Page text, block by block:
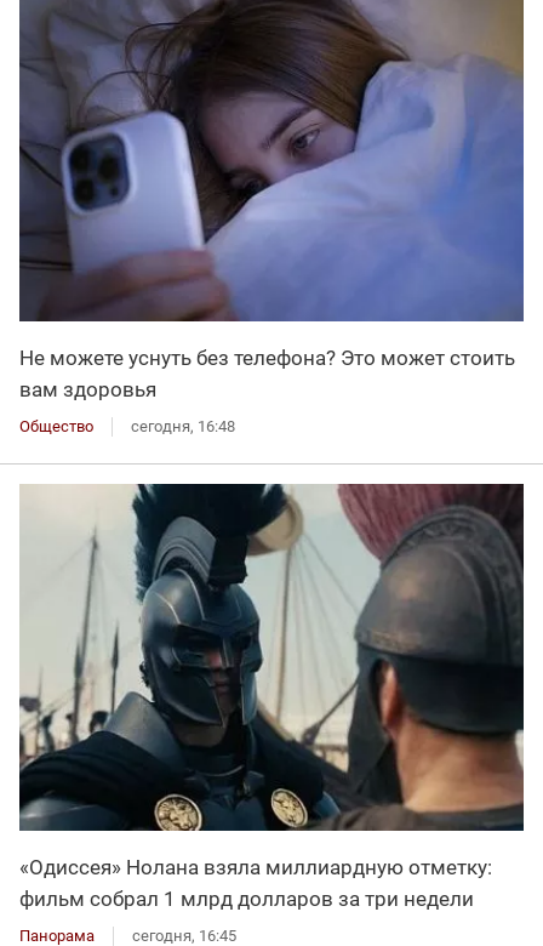
Не можете уснуть без телефона? Это может стоить
вам здоровья
Общество сегодня, 16:48
«Одиссея» Нолана взяла миллиардную отметку:
фильм собрал 1 млрд долларов за три недели
Панорама сегодня, 16:45